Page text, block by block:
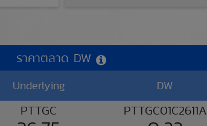
ราคาตลาด DW
Underlying DW
PTTGC PTTGC01C2611A